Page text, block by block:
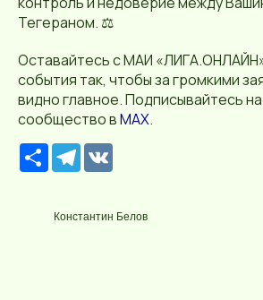
Тегераном. ⚖️
Оставайтесь с МАИ
события так, чтобы за громкими
видно главное. Подписывайтесь
сообщество вMAX.
Р
е
р
с
T
e
r
Константин Белов